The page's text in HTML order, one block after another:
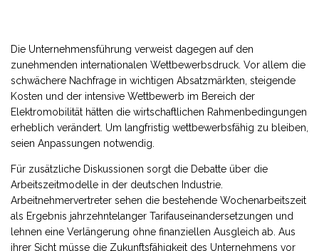
Die Unternehmensführung verweist dagegen auf den
zunehmenden internationalen Wettbewerbsdruck. Vor allem die
schwächere Nachfrage in wichtigen Absatzmärkten, steigende
Kosten und der intensive Wettbewerb im Bereich der
Elektromobilität hätten die wirtschaftlichen Rahmenbedingungen
erheblich verändert. Um langfristig wettbewerbsfähig zu bleiben,
seien Anpassungen notwendig.
Für zusätzliche Diskussionen sorgt die Debatte über die
Arbeitszeitmodelle in der deutschen Industrie.
Arbeitnehmervertreter sehen die bestehende Wochenarbeitszeit
als Ergebnis jahrzehntelanger Tarifauseinandersetzungen und
lehnen eine Verlängerung ohne finanziellen Ausgleich ab. Aus
ihrer Sicht müsse die Zukunftsfähigkeit des Unternehmens vor